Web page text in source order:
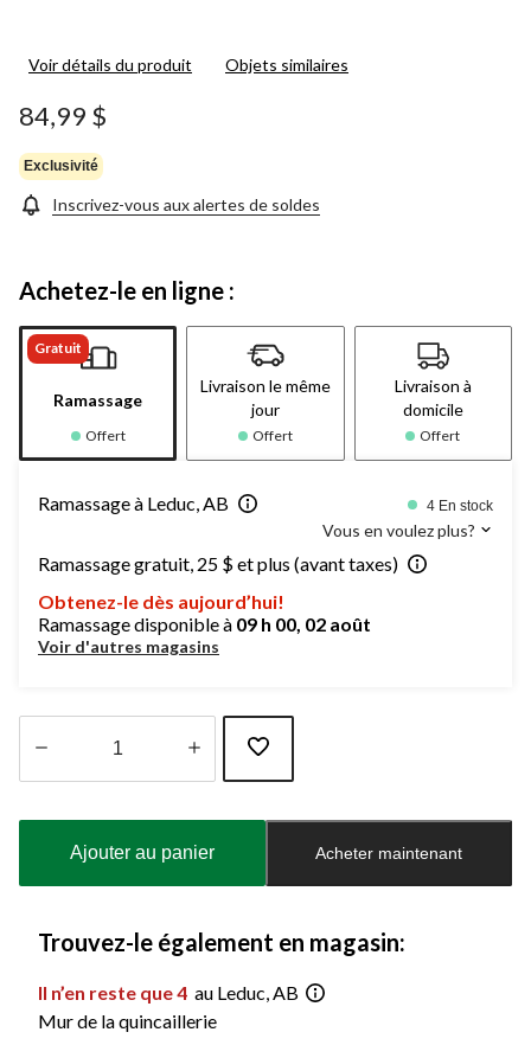
Voir détails du produit Objets similaires
84,99 $
Exclusivité
Inscrivez-vous aux alertes de soldes
Achetez-le en ligne :
Gratuit
Ramassage
Offert
Livraison le même
jour
Offert
Livraison à
domicile
Offert
Ramassage à Leduc, AB 4 En stock
Vous en voulez plus?
Ramassage gratuit, 25 $ et plus (avant taxes)
Obtenez-le dès aujourd’hui!
Ramassage disponible à 09 h 00, 02 août
Voir d'autres magasins
à
Ajouter au panier Acheter maintenant
Trouvez-le également en magasin:
Il n’en reste que 4 au Leduc, AB
Mur de la quincaillerie